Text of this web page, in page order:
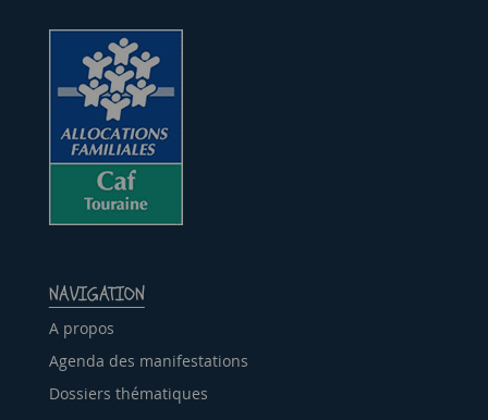
NAVIGATION
A propos
Agenda des manifestations
Dossiers thématiques